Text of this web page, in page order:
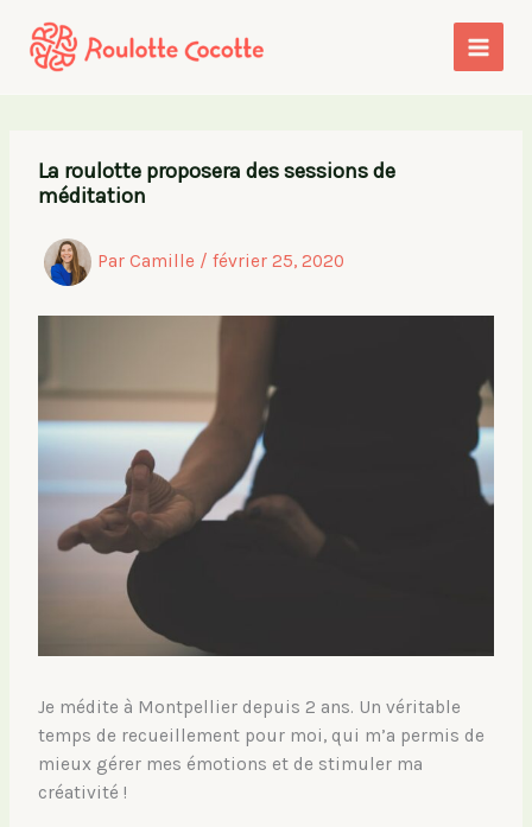
contenu
La roulotte proposera des sessions de
méditation
ParCamille /février 25, 2020
Je médite à Montpellier depuis 2 ans. Un véritable
temps de recueillement pour moi, qui m’a permis de
mieux gérer mes émotions et de stimuler ma
créativité !